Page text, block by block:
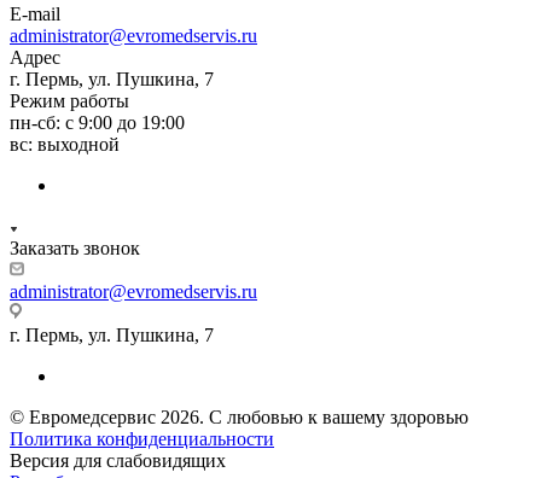
E-mail
administrator@evromedservis.ru
Адрес
г. Пермь, ул. Пушкина, 7
Режим работы
пн-сб: с 9:00 до 19:00
вс: выходной
Заказать звонок
administrator@evromedservis.ru
г. Пермь, ул. Пушкина, 7
© Евромедсервис 2026. С любовью к вашему здоровью
Политика конфиденциальности
Версия для слабовидящих